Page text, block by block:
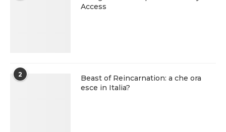
Access
2
Beast of Reincarnation: a che ora
esce in Italia?